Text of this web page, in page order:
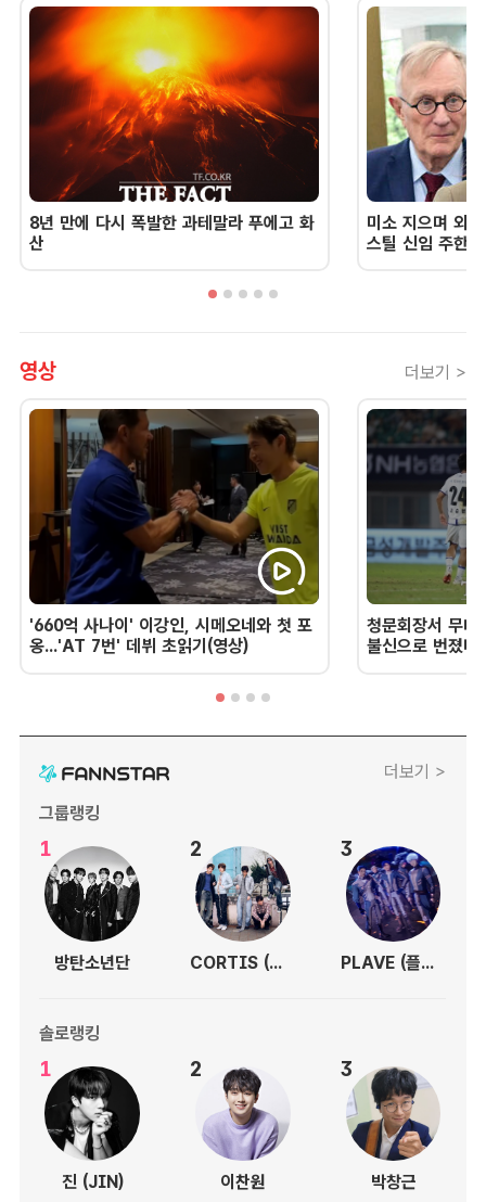
8년 만에 다시 폭발한 과테말라 푸에고 화
산
미소 지으며 외
스틸 신임 주한
영상 더보기 >
'660억 사나이' 이강인, 시메오네와 첫 포
옹...'AT 7번' 데뷔 초읽기(영상)
청문회장서 무너
불신으로 번졌
더보기 >
그룹랭킹
1
방탄소년단
2
CORTIS (코르티스)
3
PLAVE (플레이브)
솔로랭킹
1
진 (JIN)
2
이찬원
3
박창근